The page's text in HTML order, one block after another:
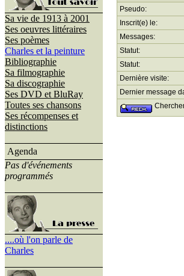
Sa vie de 1913 à 2001
Ses oeuvres littéraires
Ses poèmes
Charles et la peinture
Bibliographie
Sa filmographie
Sa discographie
Ses DVD et BluRay
Toutes ses chansons
Ses récompenses et
distinctions
Agenda
Pas d'événements
programmés
....où l'on parle de
Charles
Pseudo:
Inscrit(e) le:
Messages:
Statut:
Statut:
Dernière visite:
Dernier message